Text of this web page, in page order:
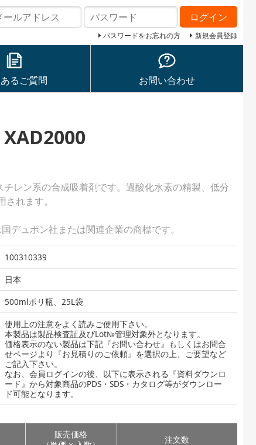
ログイン
パスワードをお忘れの方 新規会員登録
るご質問 お問い合わせ
チレン系の合成吸着剤です。過酸化水素の精製、低分
れます。
国デュポン社または関連企業の商標です。
100310339
日本
500mlポリ瓶、25L袋
使用上の注意をよく読みご使用下さい。
本製品は製品検査証及びLot№管理対象外となります。
価格表示のない製品は下記『お問い合わせ』もしくはお問合
せページより『お見積りのご依頼』を選択の上、ご要望など
ご記入下さい。
なお、会員ログインの後、以下に表示される『資料ダウンロ
ード』から対象商品のPDS・SDS・カタログ等がダウンロー
ド可能となります。
販売価格
注文数